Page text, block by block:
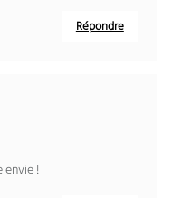
Répondre
envie !